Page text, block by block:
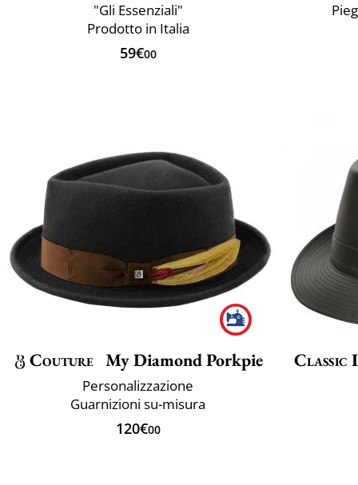
"Gli Essenziali"
Prodotto in Italia
59€00
Couture My Diamond Porkpie
Personalizzazione
Guarnizioni su-misura
120€00
Classic